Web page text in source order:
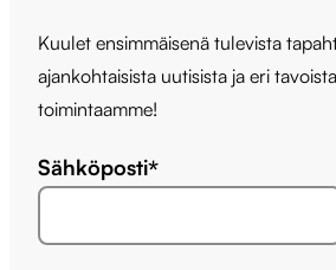
Kuulet ensimmäisenä tulevista
ajankohtaisista uutisista ja eri
toimintaamme!
"*"
pakolliset
Sähköposti*